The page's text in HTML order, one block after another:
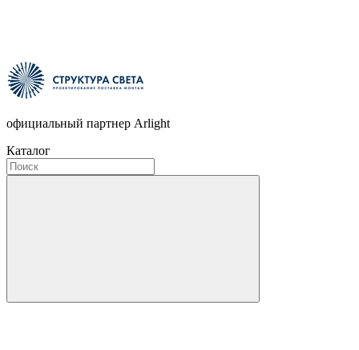
официальный партнер Arlight
Каталог